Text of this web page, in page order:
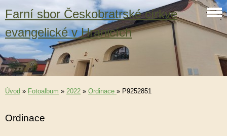
Farní sbor Českobratrské církve
evangelické v Hranicích
Úvod » Fotoalbum » 2022 » Ordinace » P9252851
Ordinace